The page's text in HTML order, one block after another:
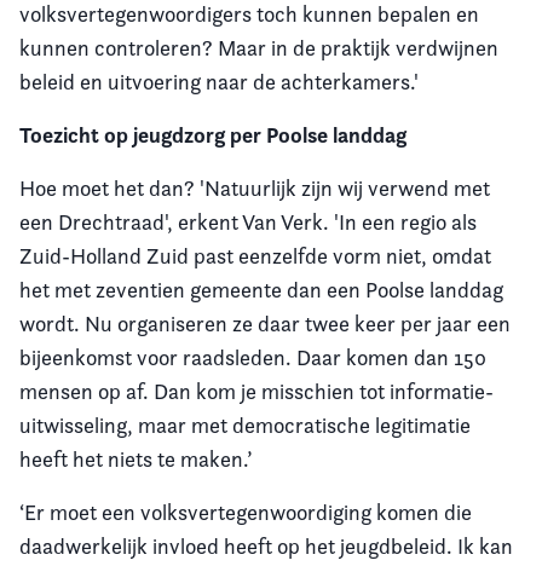
volksvertegenwoordigers toch kunnen bepalen en
kunnen controleren? Maar in de praktijk verdwijnen
beleid en uitvoering naar de achterkamers.'
Toezicht op jeugdzorg per Poolse landdag
Hoe moet het dan? 'Natuurlijk zijn wij verwend met
een Drechtraad', erkent Van Verk. 'In een regio als
Zuid-Holland Zuid past eenzelfde vorm niet, omdat
het met zeventien gemeente dan een Poolse landdag
wordt. Nu organiseren ze daar twee keer per jaar een
bijeenkomst voor raadsleden. Daar komen dan 150
mensen op af. Dan kom je misschien tot informatie-
uitwisseling, maar met democratische legitimatie
heeft het niets te maken.’
‘Er moet een volksvertegenwoordiging komen die
daadwerkelijk invloed heeft op het jeugdbeleid. Ik kan